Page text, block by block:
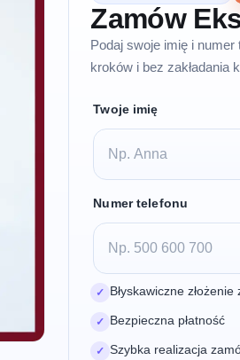
Zamów
Podaj swoje imię i
kroków i bez zakładania
Twoje imię
Numer telefonu
✓ Błyskawiczne
✓ Bezpieczna płatność
✓ Szybka realizacja